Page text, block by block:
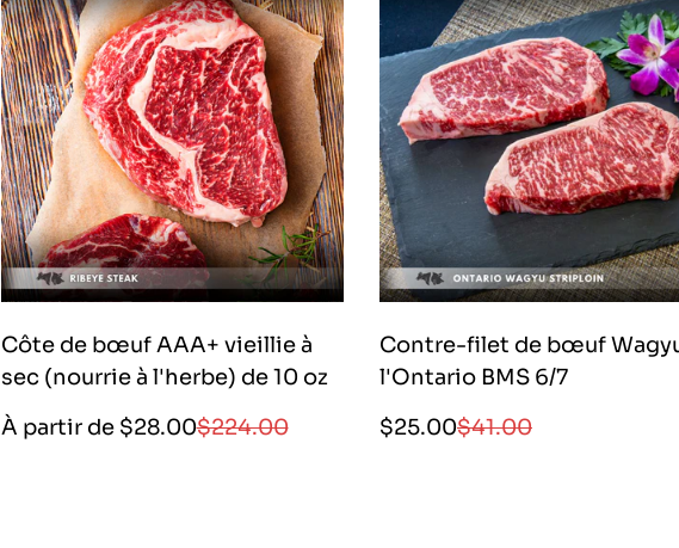
Côte de bœuf AAA+ vieillie à
sec (nourrie à l'herbe) de 10 oz
Prix
À partir de $28.00
Prix $224.00
Contre-filet de bœuf
l'Ontario BMS 6/7
Prix
$25.00Prix
$41.00